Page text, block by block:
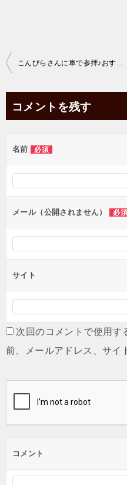
投
ビ
ー
シ
ン
こんぴらさんに車で参拝♪おすすめ駐車場を紹介
コメントを残す
名前 必須
メール（公開されません） 必須
サイト
次回のコメントで使用す
前、メールアドレス、サイ
コメント